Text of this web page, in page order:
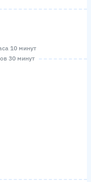
10 минут
30 минут